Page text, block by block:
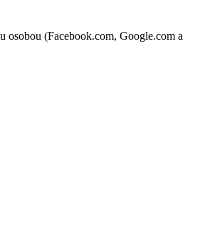
osobou (Facebook.com, Google.com a